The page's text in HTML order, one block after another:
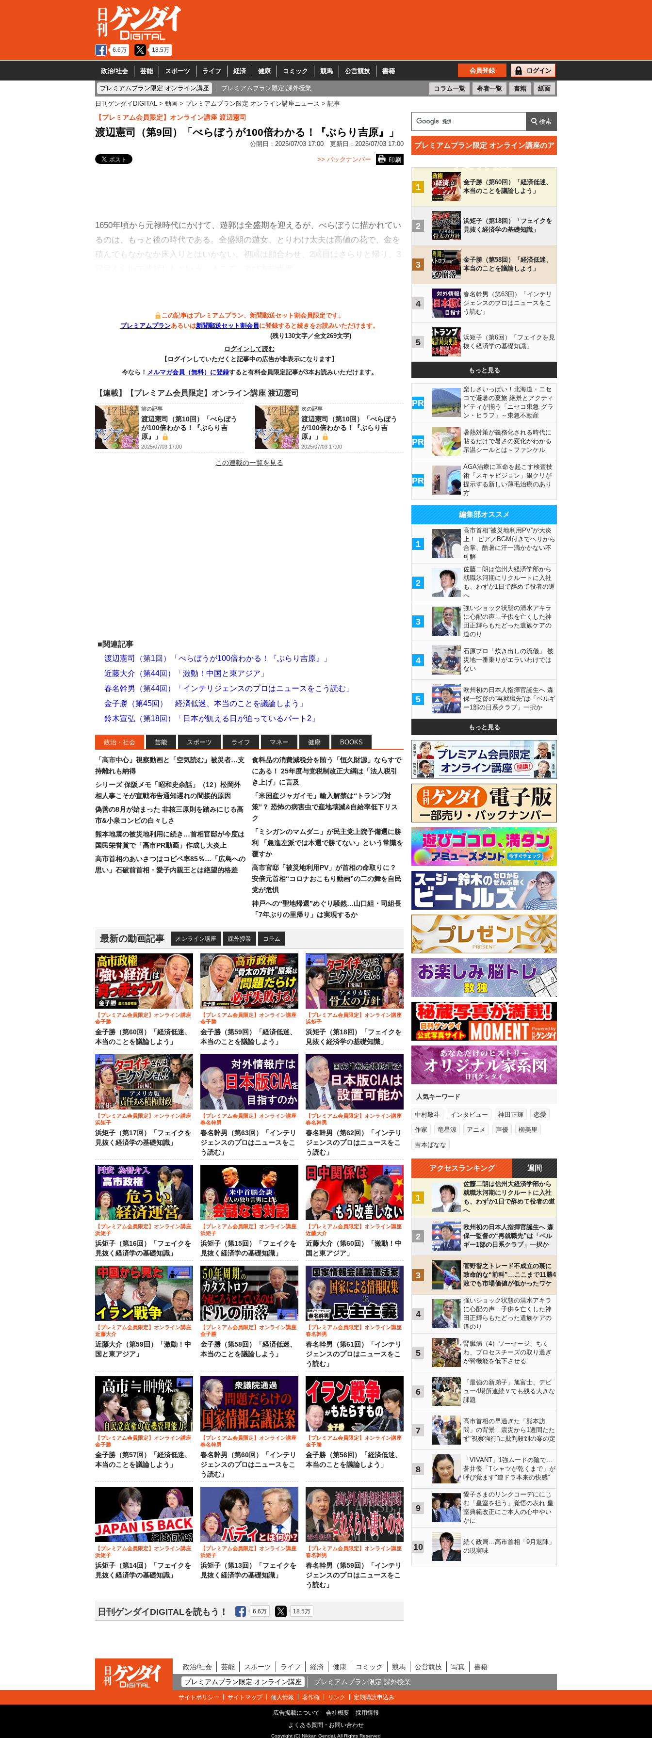
6.6万 18.5万
政治/社会 芸能 スポーツ ライフ 経済 健康 コミック 競馬 公営競技 書籍 会員登録 ログイン
プレミアムプラン限定 オンライン講座 プレミアムプラン限定 課外授業 コラム一覧 著者一覧 書籍 紙面
日刊ゲンダイDIGITAL 動画 プレミアムプラン限定 オンライン講座ニュース 記事
【プレミアム会員限定】オンライン講座 渡辺憲司
渡辺憲司（第9回）「べらぼうが100倍わかる！『ぶらり吉原』」
公開日： 2025/07/03 17:00 更新日： 2025/07/03 17:00
印刷
>> バックナンバー
1650年頃から元禄時代にかけて、遊郭は全盛期を迎えるが、べらぼうに描かれてい
るのは、もっと後の時代である。全盛期の遊女、とりわけ太夫は高値の花で、金を
積んでもなかなか床入りとはいかない。初回は顔合わせ、2回目はさらりと帰り、3
この記事はプレミアムプラン、新聞郵送セット割会員限定です。
プレミアムプランあるいは新聞郵送セット割会員に登録すると続きをお読みいただけます。
(残り130文字／全文269文字)
ログインして読む
【ログインしていただくと記事中の広告が非表示になります】
今なら！ メルマガ会員（無料）に登録すると有料会員限定記事が3本お読みいただけます。
【連載】【プレミアム会員限定】オンライン講座 渡辺憲司
前の記事
渡辺憲司（第10回）「べらぼう
が100倍わかる！『ぶらり吉
原』」
2025/07/03 17:00
次の記事
渡辺憲司（第10回）「べらぼう
が100倍わかる！『ぶらり吉
原』」
2025/07/03 17:00
この連載の一覧を見る
■関連記事
渡辺憲司（第1回）「べらぼうが100倍わかる！『ぶらり吉原』」
近藤大介（第44回）「激動！中国と東アジア」
春名幹男（第44回）「インテリジェンスのプロはニュースをこう読む」
金子勝（第45回）「経済低迷、本当のことを議論しよう」
鈴木宣弘（第18回）「日本が飢える日が迫っているパート2」
政治・社会 芸能 スポーツ ライフ マネー 健康 BOOKS
「高市中心」視察動画と「空気読む」被災者…支
持離れも納得
シリーズ 保阪メモ「昭和史余話」（12）松岡外
相人事こそが宣戦布告通知遅れの間接的原因
偽善の8月が始まった 非核三原則を踏みにじる高
市&小泉コンビの白々しさ
熊本地震の被災地利用に続き…首相官邸が今度は
国民栄誉賞で「高市PR動画」作成し大炎上
高市首相のあいさつはコピペ率85％…「広島への
思い」石破前首相・愛子内親王とは絶望的格差
食料品の消費減税分を賄う「恒久財源」ならすで
にある！ 25年度与党税制改正大綱は「法人税引
き上げ」に言及
「米国産ジャガイモ」輸入解禁は“トランプ対
策”？ 恐怖の病害虫で産地壊滅&自給率低下リス
ク
「ミシガンのマムダニ」が民主党上院予備選に勝
利 「急進左派では本選で勝てない」という常識を
覆すか
高市官邸「被災地利用PV」が首相の命取りに？
安倍元首相“コロナおこもり動画”の二の舞を自民
党が危惧
神戸への“聖地帰還”めぐり騒然…山口組・司組長
「7年ぶりの里帰り」は実現するか
最新の動画記事 オンライン講座 課外授業 コラム
【プレミアム会員限定】オンライン講座
金子勝
金子勝（第60回）「経済低迷、
本当のことを議論しよう」
【プレミアム会員限定】オンライン講座
金子勝
金子勝（第59回）「経済低迷、
本当のことを議論しよう」
【プレミアム会員限定】オンライン講座
浜矩子
浜矩子（第18回）「フェイクを
見抜く経済学の基礎知識」
【プレミアム会員限定】オンライン講座
浜矩子
浜矩子（第17回）「フェイクを
見抜く経済学の基礎知識」
【プレミアム会員限定】オンライン講座
春名幹男
春名幹男（第63回）「インテリ
ジェンスのプロはニュースをこ
う読む」
【プレミアム会員限定】オンライン講座
春名幹男
春名幹男（第62回）「インテリ
ジェンスのプロはニュースをこ
う読む」
【プレミアム会員限定】オンライン講座
浜矩子
浜矩子（第16回）「フェイクを
見抜く経済学の基礎知識」
【プレミアム会員限定】オンライン講座
浜矩子
浜矩子（第15回）「フェイクを
見抜く経済学の基礎知識」
【プレミアム会員限定】オンライン講座
近藤大介
近藤大介（第60回）「激動！中
国と東アジア」
【プレミアム会員限定】オンライン講座
近藤大介
近藤大介（第59回）「激動！中
国と東アジア」
【プレミアム会員限定】オンライン講座
金子勝
金子勝（第58回）「経済低迷、
本当のことを議論しよう」
【プレミアム会員限定】オンライン講座
春名幹男
春名幹男（第61回）「インテリ
ジェンスのプロはニュースをこ
う読む」
【プレミアム会員限定】オンライン講座
金子勝
金子勝（第57回）「経済低迷、
本当のことを議論しよう」
【プレミアム会員限定】オンライン講座
春名幹男
春名幹男（第60回）「インテリ
ジェンスのプロはニュースをこ
う読む」
【プレミアム会員限定】オンライン講座
金子勝
金子勝（第56回）「経済低迷、
本当のことを議論しよう」
【プレミアム会員限定】オンライン講座
浜矩子
浜矩子（第14回）「フェイクを
見抜く経済学の基礎知識」
【プレミアム会員限定】オンライン講座
浜矩子
浜矩子（第13回）「フェイクを
見抜く経済学の基礎知識」
【プレミアム会員限定】オンライン講座
春名幹男
春名幹男（第59回）「インテリ
ジェンスのプロはニュースをこ
う読む」
日刊ゲンダイDIGITALを読もう！ 6.6万 18.5万
プレミアムプラン限定 オンライン講座のア
1
金子勝（第60回）「経済低迷、
本当のことを議論しよう」
2
浜矩子（第18回）「フェイクを
見抜く経済学の基礎知識」
3
金子勝（第58回）「経済低迷、
本当のことを議論しよう」
4
春名幹男（第63回）「インテリ
ジェンスのプロはニュースをこ
う読む」
5
浜矩子（第6回）「フェイクを見
抜く経済学の基礎知識」
もっと見る
PR
楽しさいっぱい！北海道・ニセ
コで避暑の夏旅 絶景とアクティ
ビティが揃う「ニセコ東急 グラ
ン・ヒラフ」～東急不動産
PR
暑熱対策が義務化される時代に
貼るだけで暑さの変化がわかる
示温シールとは～ファンケル
PR
AGA治療に革命を起こす検査技
術「スキャビジョン」銀クリが
提示する新しい薄毛治療のあり
方
編集部オススメ
1
高市首相“被災地利用PV”が大炎
上！ ピアノBGM付きでヘリから
合掌、酷暑に汗一滴かかない不
可解
2
佐藤二朗は信州大経済学部から
就職氷河期にリクルートに入社
も、わずか1日で辞めて役者の道
へ
3
強いショック状態の清水アキラ
に心配の声…子供を亡くした神
田正輝らもたどった遺族ケアの
道のり
4
石原プロ「炊き出しの流儀」 被
災地一番乗りがエラいわけでは
ない
5
欧州初の日本人指揮官誕生へ 森
保一監督の“再就職先”は「ベルギ
ー1部の日系クラブ」一択か
もっと見る
人気キーワード
中村敬斗 インタビュー 神田正輝 恋愛
作家 竜星涼 アニメ 声優 柳美里
吉本ばなな
アクセスランキング 週間
1
佐藤二朗は信州大経済学部から
就職氷河期にリクルートに入社
も、わずか1日で辞めて役者の道
へ
2
欧州初の日本人指揮官誕生へ 森
保一監督の“再就職先”は「ベル
ギー1部の日系クラブ」一択か
3
菅野智之トレード不成立の裏に
致命的な“前科”…ここまで11勝4
敗でも市場価値が低かったワケ
4
強いショック状態の清水アキラ
に心配の声…子供を亡くした神
田正輝らもたどった遺族ケアの
道のり
5
腎臓病（4）ソーセージ、ちく
わ、プロセスチーズの取り過ぎ
が腎機能を低下させる
6
「最強の新弟子」旭富士、デビ
ュー4場所連続Ｖでも残る大きな
課題
7
高市首相の早過ぎた「熊本訪
問」の背景…震災から1週間たた
ず“視察強行”に批判殺到の案の定
8
「VIVANT」1強ムードの陰で…
蒼井優「Tシャツが乾くまで」が
呼び覚ます"連ドラ本来の快感"
9
愛子さまのリンクコーデににじ
む「皇室を担う」覚悟の表れ 皇
室典範改正にご本人の心中やい
かに
10
続く政局…高市首相「9月退陣」
の現実味
政治/社会 芸能 スポーツ ライフ 経済 健康 コミック 競馬 公営競技 写真
書籍
プレミアムプラン限定 オンライン講座
プレミアムプラン限定 課外授業
サイトポリシー サイトマップ 個人情報 著作権 リンク 定期購読申込み
広告掲載について 会社概要
採用情報
よくある質問・お問い合わせ
Copyright (C) Nikkan Gendai. All Rights Reserved